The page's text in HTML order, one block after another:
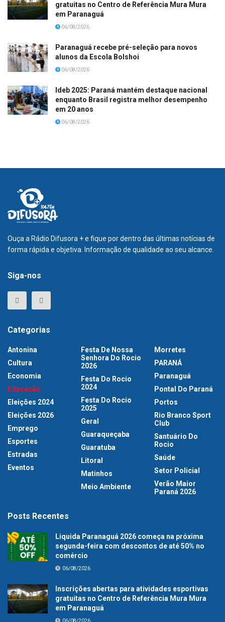
gratuitas no Centro de Referência Mura Mura
em Paranaguá
06/08/2026
Paranaguá recebe pré-seleção para novos
alunos da Escola Bolshoi
06/08/2026
Ideb 2025: Paraná mantém destaque nacional
enquanto Brasil registra melhor desempenho
em 20 anos
06/08/2026
Ouça a Rádio Difusora + e fique por dentro das últimas notícias de
forma rápida e objetiva. Informação de qualidade ao seu alcance.
Siga-nos
Categorias
Antonina
Cultura
Economia
Educação
Eleições 2024
Eleições 2026
Emprego
Esportes
Estradas
Eventos
Festa De Nossa
Senhora Do Rocio
2026
Festa Do Rocio
2024
Festa Do Rocio
2025
Geral
Guaraqueçaba
Guaratuba
Litoral
Matinhos
Meio Ambiente
Morretes
PARANÁ
Paranaguá
Pontal Do Paraná
Portos
Rio Branco Sport
Club
Santuário Do
Rocio
Saúde
Setor Policial
Verão Maior
Paraná 2026
Posts Recentes
Liquida Paranaguá 2026 começa na próxima
segunda-feira com descontos de até 50% no
comércio
06/08/2026
Inscrições abertas para atividades esportivas
gratuitas no Centro de Referência Mura Mura
em Paranaguá